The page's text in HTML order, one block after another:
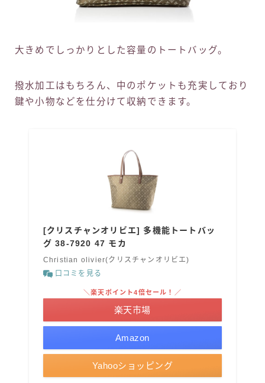
大きめでしっかりとした容量のトートバッグ。
撥水加工はもちろん、中のポケットも充実しており
鍵や小物などを仕分けて収納できます。
[クリスチャンオリビエ] 多機能トートバッ
グ 38-7920 47 モカ
Christian olivier(クリスチャンオリビエ)
口コミを見る
Amazon
＼楽天ポイント4倍セール！／
楽天市場
Yahooショッピング